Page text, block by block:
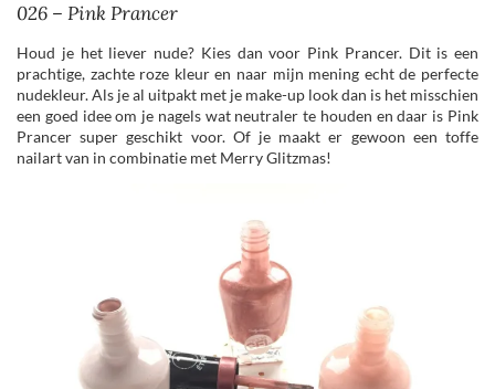
026 – Pink Prancer
Houd je het liever nude? Kies dan voor Pink Prancer. Dit is een
prachtige, zachte roze kleur en naar mijn mening echt de perfecte
nudekleur. Als je al uitpakt met je make-up look dan is het misschien
een goed idee om je nagels wat neutraler te houden en daar is Pink
Prancer super geschikt voor. Of je maakt er gewoon een toffe
nailart van in combinatie met Merry Glitzmas!